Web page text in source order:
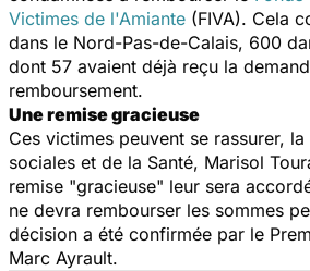
Victimes de l'Amiante (FIVA). Cela
dans le Nord-Pas-de-Calais, 600
dont 57 avaient déjà reçu la
remboursement.
Une remise gracieuse
Ces victimes peuvent se rassurer,
sociales et de la Santé, Marisol
remise "gracieuse" leur sera
ne devra rembourser les sommes
décision a été confirmée par le
Marc Ayrault.